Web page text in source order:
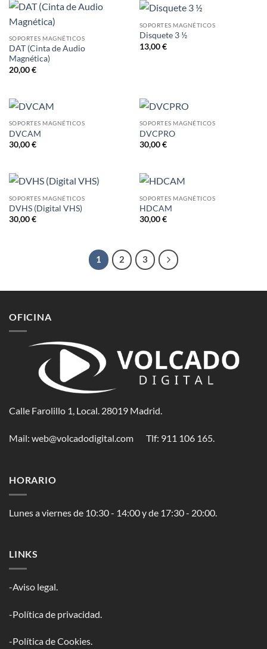
SOPORTES MAGNÉTICOS
DAT (Cinta de Audio
Magnética)
20,00€
SOPORTES MAGNÉTICOS
Disquete 3 ½
13,00€
SOPORTES MAGNÉTICOS
DVCAM
30,00€
SOPORTES MAGNÉTICOS
DVCPRO
30,00€
SOPORTES MAGNÉTICOS
DVHS (Digital VHS)
30,00€
SOPORTES MAGNÉTICOS
HDCAM
30,00€
1 2 3
OFICINA
Calle Farolillo 1, Local. 28019 Madrid.
Mail: web@volcadodigital.com Tlf: ‭911 106 165‬.
HORARIO
Lunes a viernes de 10:30 - 14:00 y de 17:30 - 20:00.
LINKS
-Aviso legal.
-Política de privacidad.
-Política de Cookies.